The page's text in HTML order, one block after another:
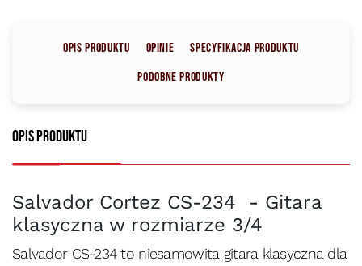
Opis produktu Opinie
Specyfikacja produktu
Podobne produkty
Opis produktu
Salvador Cortez CS-234 - Gitara
klasyczna w rozmiarze 3/4
Salvador CS-234 to niesamowita gitara klasyczna dla